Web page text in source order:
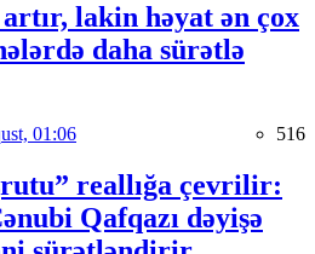
lakin həyat ən çox
daha sürətlə
01:06 516
reallığa çevrilir:
Qafqazı dəyişə